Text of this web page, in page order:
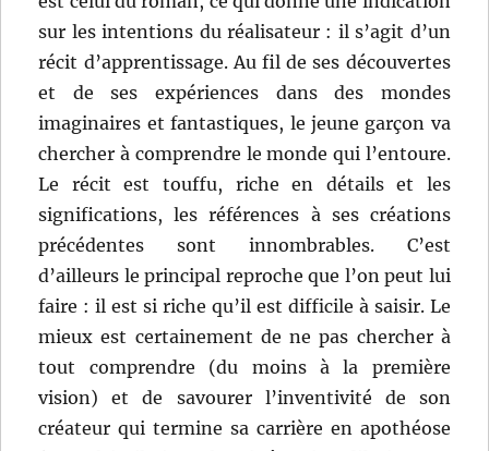
sur les intentions du réalisateur : il s’agit d’un
récit d’apprentissage. Au fil de ses découvertes
et de ses expériences dans des mondes
imaginaires et fantastiques, le jeune garçon va
chercher à comprendre le monde qui l’entoure.
Le récit est touffu, riche en détails et les
significations, les références à ses créations
précédentes sont innombrables. C’est
d’ailleurs le principal reproche que l’on peut lui
faire : il est si riche qu’il est difficile à saisir. Le
mieux est certainement de ne pas chercher à
tout comprendre (du moins à la première
vision) et de savourer l’inventivité de son
créateur qui termine sa carrière en apothéose